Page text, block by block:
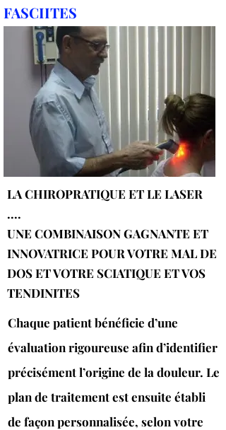
FASCIITES
LA CHIROPRATIQUE ET LE LASER
....
UNE COMBINAISON GAGNANTE ET
INNOVATRICE POUR VOTRE MAL DE
DOS ET VOTRE SCIATIQUE ET VOS
TENDINITES
Chaque patient bénéficie d’une
évaluation rigoureuse afin d’identifier
précisément l’origine de la douleur. Le
plan de traitement est ensuite établi
de façon personnalisée, selon votre